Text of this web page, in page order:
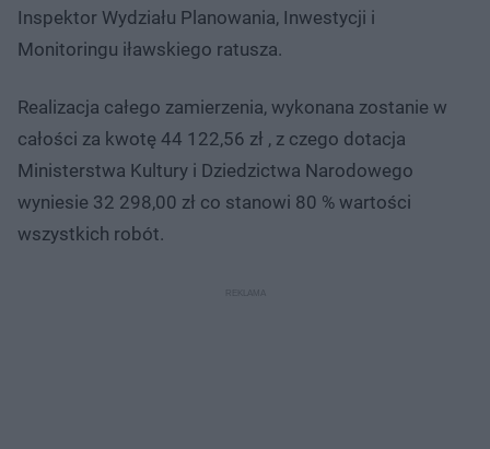
Inspektor Wydziału Planowania, Inwestycji i
Monitoringu iławskiego ratusza.
Realizacja całego zamierzenia, wykonana zostanie w
całości za kwotę 44 122,56 zł , z czego dotacja
Ministerstwa Kultury i Dziedzictwa Narodowego
wyniesie 32 298,00 zł co stanowi 80 % wartości
wszystkich robót.